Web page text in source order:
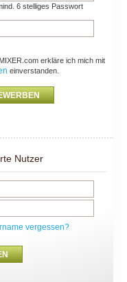
6 stelliges Passwort
erkläre ich mich mit
einverstanden.
Nutzer
vergessen?